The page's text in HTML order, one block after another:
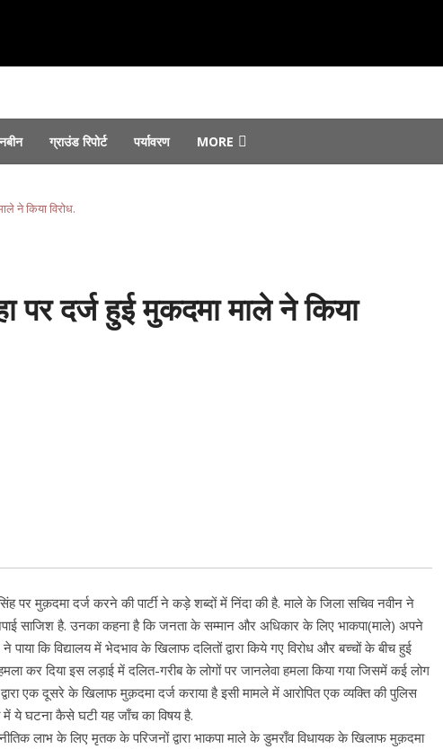
ग्राउंड रिपोर्ट पर्यावरण MORE
August 4, 2026
ने किया उद्घाटन...
ने किया विरोध.
पर दर्ज हुई मुकदमा माले ने किया
पर मुक़दमा दर्ज करने की पार्टी ने कड़े शब्दों में निंदा की है. माले के जिला सचिव नवीन ने
साजिश है. उनका कहना है कि जनता के सम्मान और अधिकार के लिए भाकपा(माले) अपने
कि विद्यालय में भेदभाव के खिलाफ दलितों द्वारा किये गए विरोध और बच्चों के बीच हुई
कर दिया इस लड़ाई में दलित-गरीब के लोगों पर जानलेवा हमला किया गया जिसमें कई लोग
द्वारा एक दूसरे के खिलाफ मुक़दमा दर्ज कराया है इसी मामले में आरोपित एक व्यक्ति की पुलिस
में ये घटना कैसे घटी यह जाँच का विषय है.
लाभ के लिए मृतक के परिजनों द्वारा भाकपा माले के डुमराँव विधायक के खिलाफ मुक़दमा